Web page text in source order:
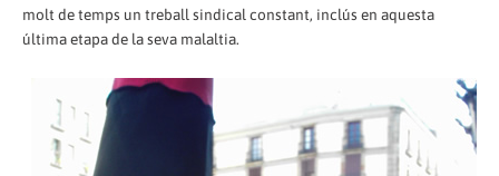
molt de temps un treball sindical constant, inclús en aquesta
última etapa de la seva malaltia.